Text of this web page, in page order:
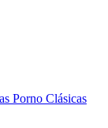
Porno Clásicas